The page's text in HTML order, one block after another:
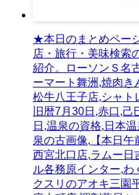
★本日のまとめペー
店・旅行・美味検索
紹介。ローソンＳ名
ーマート舞洲,焼肉き
松牛八王子店,シャト
旧暦7月30日,赤口,
日,温泉の資格,日本
泉の古画像,【本日
西宮北口店,ラムー日
ル各務原インター,
クスリのアオキ三園